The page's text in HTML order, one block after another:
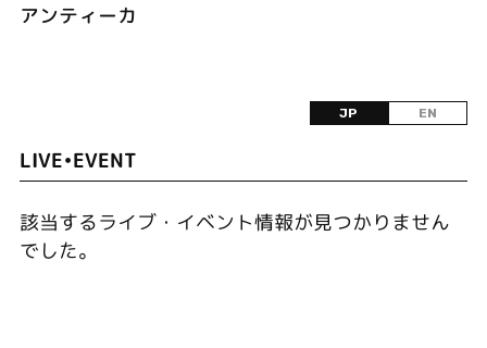
アンティーカ
JP EN
LIVE•EVENT
該当するライブ・イベント情報が見つかりません
でした。